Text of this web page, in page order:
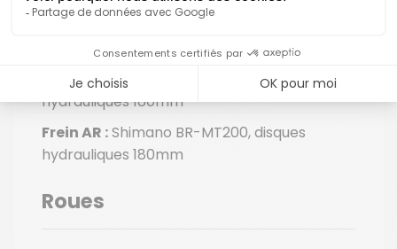
Freins
Frein AV :Shimano BR-MT200, disques
hydrauliques 180mm
Frein AR :Shimano BR-MT200, disques
hydrauliques 180mm
Roues